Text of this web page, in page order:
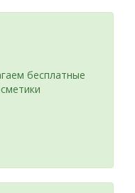
бесплатные